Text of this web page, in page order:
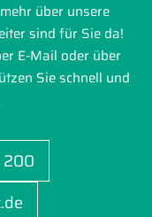
über unsere
sind für Sie da!
E-Mail oder über
Sie schnell und
200